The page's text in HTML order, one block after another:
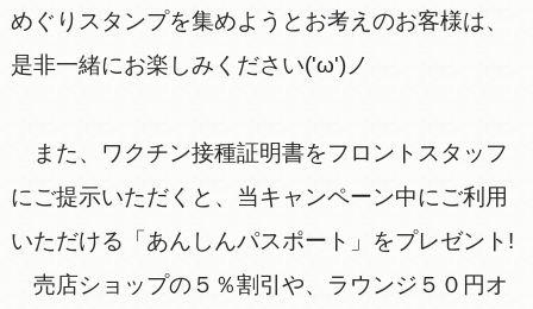
めぐりスタンプを集めようとお考えのお客様は、
是非一緒にお楽しみください('ω')ノ
また、ワクチン接種証明書をフロントスタッフ
にご提示いただくと、当キャンペーン中にご利用
いただける「あんしんパスポート」をプレゼント!
売店ショップの５％割引や、ラウンジ５０円オ